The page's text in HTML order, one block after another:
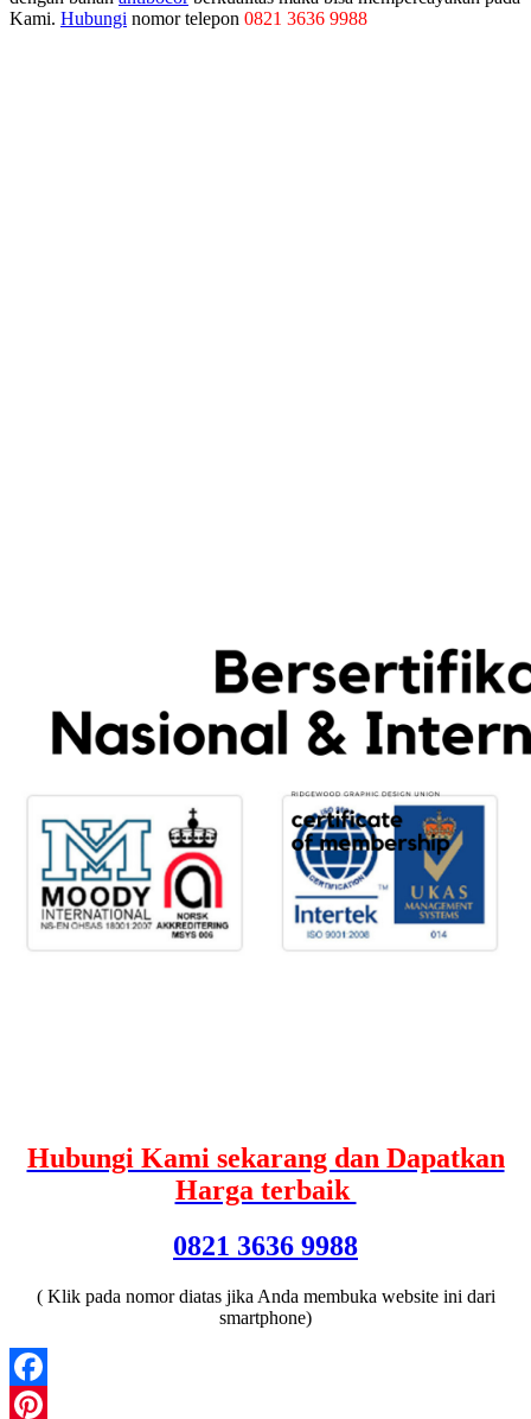
Kami. Hubungi nomor telepon 0821 3636 9988
Hubungi Kami sekarang dan Dapatkan
Harga terbaik
0821 3636 9988
( Klik pada nomor diatas jika Anda membuka website ini dari
smartphone)
Facebook